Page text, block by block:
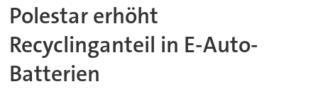
Polestar erhöht
Recyclinganteil in E-Auto-
Batterien